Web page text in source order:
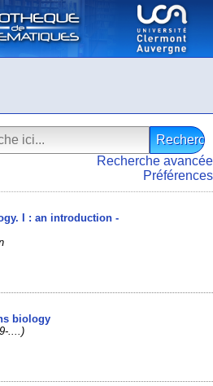
Recherche avancée
Préférences
I : an introduction -
biology
....)